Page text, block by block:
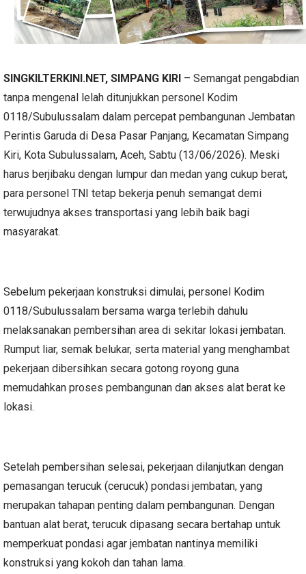
SINGKILTERKINI.NET, SIMPANG KIRI – Semangat pengabdian
tanpa mengenal lelah ditunjukkan personel Kodim
0118/Subulussalam dalam percepat pembangunan Jembatan
Perintis Garuda di Desa Pasar Panjang, Kecamatan Simpang
Kiri, Kota Subulussalam, Aceh, Sabtu (13/06/2026). Meski
harus berjibaku dengan lumpur dan medan yang cukup berat,
para personel TNI tetap bekerja penuh semangat demi
terwujudnya akses transportasi yang lebih baik bagi
masyarakat.
Sebelum pekerjaan konstruksi dimulai, personel Kodim
0118/Subulussalam bersama warga terlebih dahulu
melaksanakan pembersihan area di sekitar lokasi jembatan.
Rumput liar, semak belukar, serta material yang menghambat
pekerjaan dibersihkan secara gotong royong guna
memudahkan proses pembangunan dan akses alat berat ke
lokasi.
Setelah pembersihan selesai, pekerjaan dilanjutkan dengan
pemasangan terucuk (cerucuk) pondasi jembatan, yang
merupakan tahapan penting dalam pembangunan. Dengan
bantuan alat berat, terucuk dipasang secara bertahap untuk
memperkuat pondasi agar jembatan nantinya memiliki
konstruksi yang kokoh dan tahan lama.